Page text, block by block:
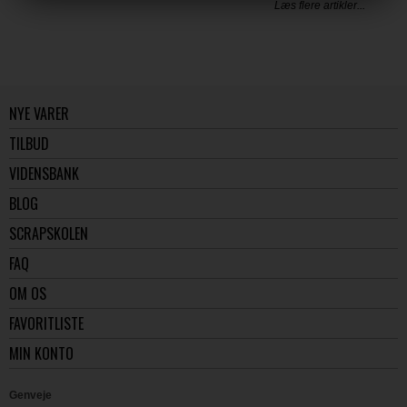
Læs flere artikler...
NYE VARER
TILBUD
VIDENSBANK
BLOG
SCRAPSKOLEN
FAQ
OM OS
FAVORITLISTE
MIN KONTO
Genveje